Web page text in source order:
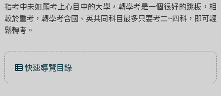
指考中未如願考上心目中的大學，轉學考是一個很好的跳板，相
較於重考，轉學考含國、英共同科目最多只要考二~四科，即可輕
鬆轉考。
快速導覽目錄